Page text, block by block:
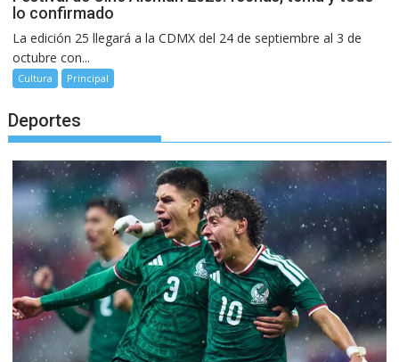
lo confirmado
La edición 25 llegará a la CDMX del 24 de septiembre al 3 de
octubre con...
Cultura Principal
Deportes